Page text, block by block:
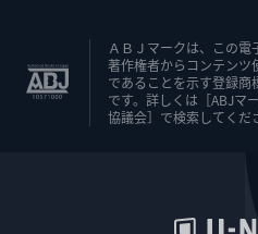
ＡＢＪマークは、この電
著作権者からコンテンツ
であることを示す登録商
です。詳しくは［ABJマ
協議会］で検索してくだ